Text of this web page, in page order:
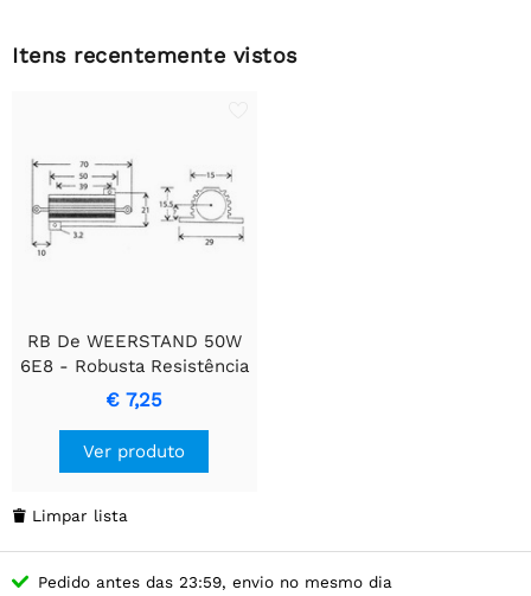
Itens recentemente vistos
RB De WEERSTAND 50W
6E8 - Robusta Resistência
Enrolada
€ 7,25
Ver produto
 Limpar lista
Pedido antes das 23:59, envio no mesmo dia